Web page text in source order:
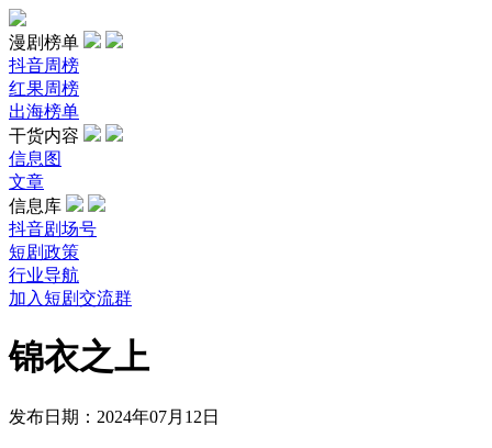
漫剧榜单
抖音周榜
红果周榜
出海榜单
干货内容
信息图
文章
信息库
抖音剧场号
短剧政策
行业导航
加入短剧交流群
锦衣之上
发布日期：2024年07月12日